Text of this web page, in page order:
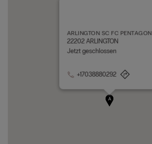
A
ARLINGTON SC FC PENTAGON
22202 ARLINGTON
Jetzt geschlossen
+17038880292